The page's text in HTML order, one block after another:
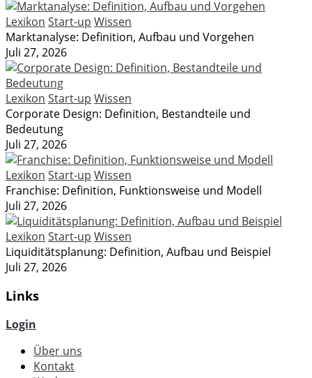
Lexikon Start-up Wissen
Marktanalyse: Definition, Aufbau und Vorgehen
Juli 27, 2026
Lexikon Start-up Wissen
Corporate Design: Definition, Bestandteile und
Bedeutung
Juli 27, 2026
Lexikon Start-up Wissen
Franchise: Definition, Funktionsweise und Modell
Juli 27, 2026
Lexikon Start-up Wissen
Liquiditätsplanung: Definition, Aufbau und Beispiel
Juli 27, 2026
Links
Login
Über uns
Kontakt